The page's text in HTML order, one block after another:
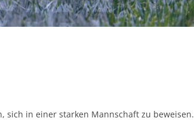
sich in einer starken Mannschaft zu beweisen.